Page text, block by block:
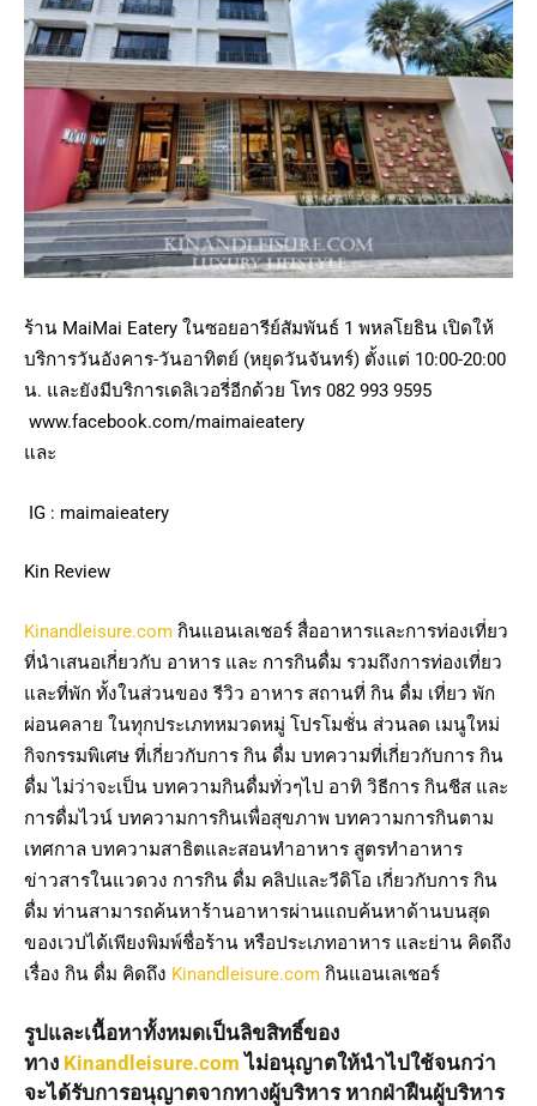
ร้าน MaiMai Eatery ในซอยอารีย์สัมพันธ์ 1 พหลโยธิน เปิดให้
บริการวันอังคาร-วันอาทิตย์ (หยุดวันจันทร์) ตั้งแต่ 10:00-20:00
น. และยังมีบริการเดลิเวอรี่อีกด้วย โทร 082 993 9595
www.facebook.com/maimaieatery
และ
IG : maimaieatery
Kin Review
Kinandleisure.com กินแอนเลเชอร์ สื่ออาหารและการท่องเที่ยว
ที่นำเสนอเกี่ยวกับ อาหาร และ การกินดื่ม รวมถึงการท่องเที่ยว
และที่พัก ทั้งในส่วนของ รีวิว อาหาร สถานที่ กิน ดื่ม เที่ยว พัก
ผ่อนคลาย ในทุกประเภทหมวดหมู่ โปรโมชั่น ส่วนลด เมนูใหม่
กิจกรรมพิเศษ ที่เกี่ยวกับการ กิน ดื่ม บทความที่เกี่ยวกับการ กิน
ดื่ม ไม่ว่าจะเป็น บทความกินดื่มทั่วๆไป อาทิ วิธีการ กินชีส และ
การดื่มไวน์ บทความการกินเพื่อสุขภาพ บทความการกินตาม
เทศกาล บทความสาธิตและสอนทำอาหาร สูตรทำอาหาร
ข่าวสารในแวดวง การกิน ดื่ม คลิปและวีดิโอ เกี่ยวกับการ กิน
ดื่ม ท่านสามารถค้นหาร้านอาหารผ่านแถบค้นหาด้านบนสุด
ของเวปได้เพียงพิมพ์ชื่อร้าน หรือประเภทอาหาร และย่าน คิดถึง
เรื่อง กิน ดื่ม คิดถึง Kinandleisure.com กินแอนเลเชอร์
รูปและเนื้อหาทั้งหมดเป็นลิขสิทธิ์ของ
ทาง Kinandleisure.com ไม่อนุญาตให้นำไปใช้จนกว่า
จะได้รับการอนุญาตจากทางผู้บริหาร หากฝ่าฝืนผู้บริหาร